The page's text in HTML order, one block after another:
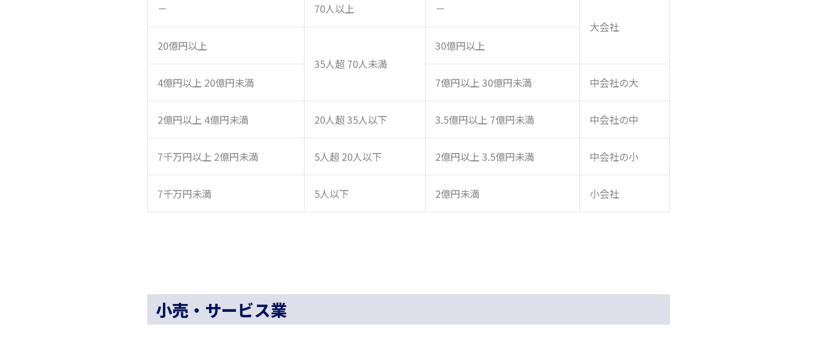
－ 70人以上
－
大会社
20億円以上
35人超 70人未満
30億円以上
4億円以上 20億円未満 7億円以上 30億円未満 中会社の大
2億円以上 4億円未満 20人超 35人以下 3.5億円以上 7億円未満 中会社の中
7千万円以上 2億円未満 5人超 20人以下 2億円以上 3.5億円未満 中会社の小
7千万円未満 5人以下 2億円未満 小会社
小売・サービス業